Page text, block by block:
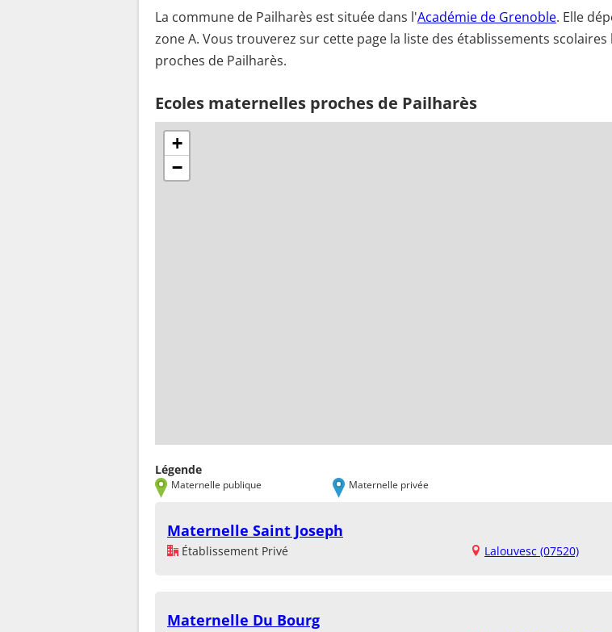
La commune de Pailharès est située dans l'Académie de Grenoble. Elle
zone A. Vous trouverez sur cette page la liste des établissements scolaires
proches de Pailharès.
Ecoles maternelles proches de Pailharès
+
−
Légende
Maternelle publique Maternelle privée
Maternelle Saint Joseph
Établissement Privé Lalouvesc (07520)
Maternelle Du Bourg